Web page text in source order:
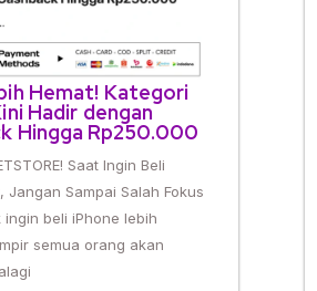
Hemat! Kategori
Hadir dengan
Hingga Rp250.000
Saat Ingin Beli
Jangan Sampai Salah Fokus
beli iPhone lebih
semua orang akan